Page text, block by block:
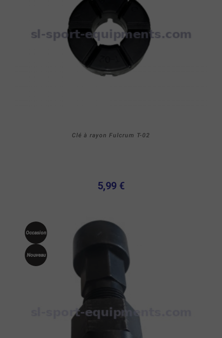
Clé à rayon Fulcrum T-02
5,99 €
Occasion
Nouveau